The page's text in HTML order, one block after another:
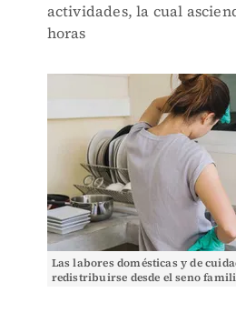
actividades, la cual
horas
Las labores domésticas y de
redistribuirse desde el seno